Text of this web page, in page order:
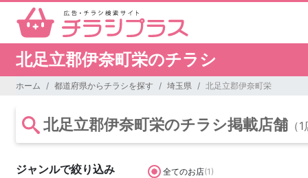
北足立郡伊奈町栄のチラシ
ホーム 都道府県からチラシを探す 埼玉県 北足立郡伊奈町栄
北足立郡伊奈町栄のチラシ掲載店舗 （
ジャンルで絞り込み 全てのお店(1)